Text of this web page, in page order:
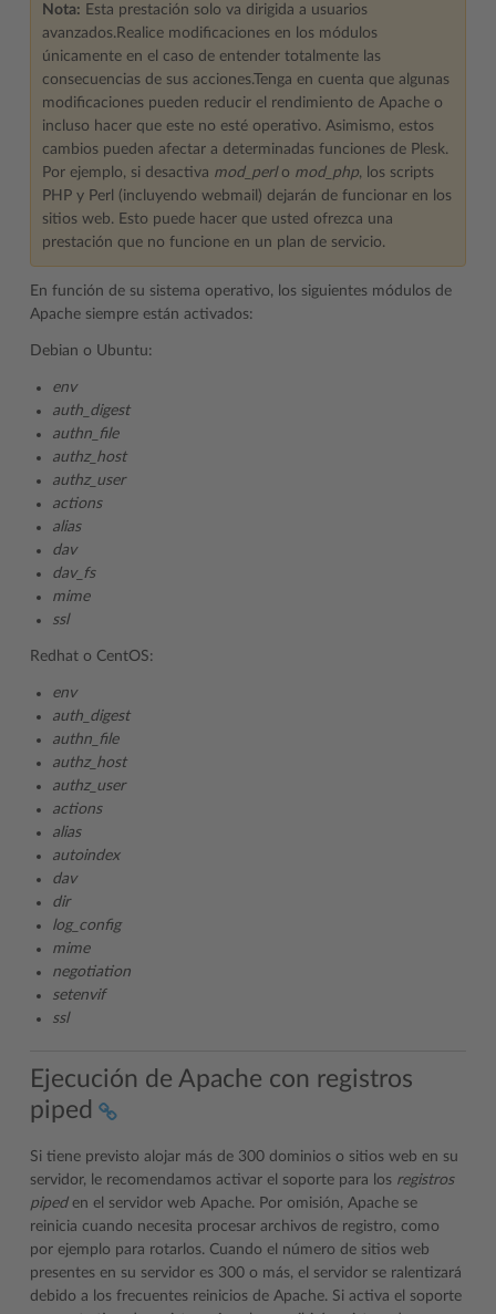
Nota: Esta prestación solo va dirigida a usuarios
avanzados.Realice modificaciones en los módulos
únicamente en el caso de entender totalmente las
consecuencias de sus acciones.Tenga en cuenta que algunas
modificaciones pueden reducir el rendimiento de Apache o
incluso hacer que este no esté operativo. Asimismo, estos
cambios pueden afectar a determinadas funciones de Plesk.
Por ejemplo, si desactiva mod_perlo mod_php, los scripts
PHP y Perl (incluyendo webmail) dejarán de funcionar en los
sitios web. Esto puede hacer que usted ofrezca una
prestación que no funcione en un plan de servicio.
En función de su sistema operativo, los siguientes módulos de
Apache siempre están activados:
Debian o Ubuntu:
env
auth_digest
authn_file
authz_host
authz_user
actions
alias
dav
dav_fs
mime
ssl
Redhat o CentOS:
env
auth_digest
authn_file
authz_host
authz_user
actions
alias
autoindex
dav
dir
log_config
mime
negotiation
setenvif
ssl
Ejecución de Apache con registros
piped
Si tiene previsto alojar más de 300 dominios o sitios web en su
servidor, le recomendamos activar el soporte para los registros
pipeden el servidor web Apache. Por omisión, Apache se
reinicia cuando necesita procesar archivos de registro, como
por ejemplo para rotarlos. Cuando el número de sitios web
presentes en su servidor es 300 o más, el servidor se ralentizará
debido a los frecuentes reinicios de Apache. Si activa el soporte